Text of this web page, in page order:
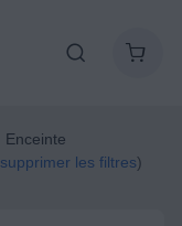
Enceinte
supprimer les filtres)